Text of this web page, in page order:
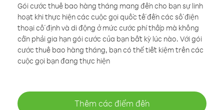
Gói cước thuê bao hàng tháng mang đến cho bạn sự linh
hoạt khi thực hiện các cuộc gọi quốc tế đến các số điện
thoại cố định và di động ở mức cước phí thấp mà không
cần phải gia hạn gói cước của bạn bất kỳ lúc nào. Với gói
cước thuê bao hàng tháng, bạn có thể tiết kiệm trên các
cuộc gọi bạn đang thực hiện
Thêm các điểm đến